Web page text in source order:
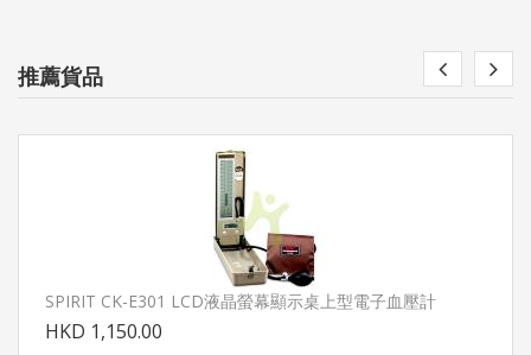
推薦貨品
SPIRIT CK-E301 LCD液晶螢幕顯示桌上型電子血壓計
HKD 1,150.00